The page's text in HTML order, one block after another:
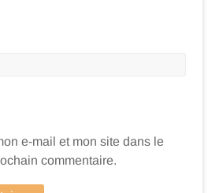
e-mail et mon site dans le
commentaire.